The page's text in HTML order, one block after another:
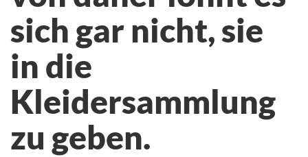
sich gar nicht, sie
in die
Kleidersammlung
zu geben.